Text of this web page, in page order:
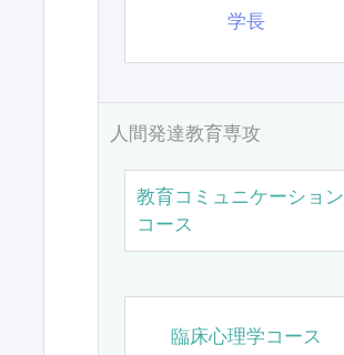
学長
人間発達教育専攻
教育コミュニケーション
コース
臨床心理学コース